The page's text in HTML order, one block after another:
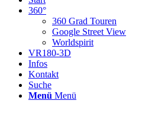
360°
360 Grad Touren
Google Street View
Worldspirit
VR180-3D
Infos
Kontakt
Suche
Menü Menü